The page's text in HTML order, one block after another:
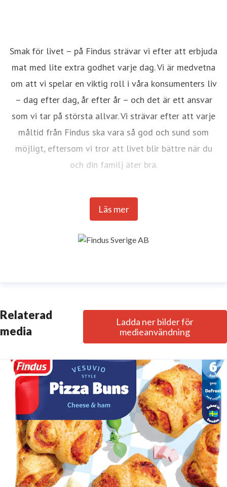
Smak för livet – på Findus strävar vi efter att erbjuda
mat med lite extra godhet varje dag. Vi är medvetna
om att vi spelar en viktig roll i våra konsumenters liv
– dag efter dag, år efter år – och det är ett ansvar
som vi tar på största allvar. Vi strävar efter att varje
måltid från Findus ska vara så god och sund som
möjligt, eftersom vi tror att livet blir bättre när du
och din familj äter bra.
Findus är marknadsledande i Norden inom frysta
grönsaker, fisk och lagade rätter. Smak och kvalitet
talet nyckelord för verksamheten. Vårt engagemang
familj, eller om du i din yrkesroll lagar mat till
skolbarn, restaurangbesökare eller äldre, så vill
Findus bidra med naturlig, näringsrik och hållbar mat,
varje dag.
Findus ingår i den internationella
livsmedelskoncernen Nomad Foods Europe (NFE),
som är Europas ledande livsmedelsbolag inom fryst
mat och sysselsätter 8000 medarbetare i 22 länder.
Bolaget äger ikoniska varumärken som Findus, Birds
Eye, Iglo, la Cocinera, Lutosa, Goodfella’s och Aunt
Läs mer
Relaterad
media
Ladda ner bilder för
medieanvändning